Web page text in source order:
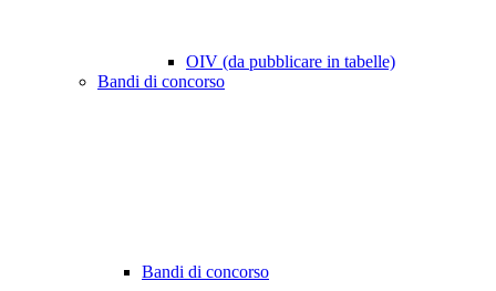
OIV (da pubblicare in tabelle)
Bandi di concorso
Bandi di concorso